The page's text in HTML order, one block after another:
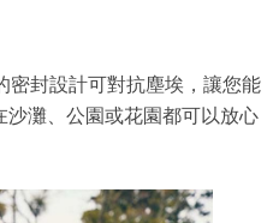
密封設計可對抗塵埃，讓您能
灘、公園或花園都可以放心